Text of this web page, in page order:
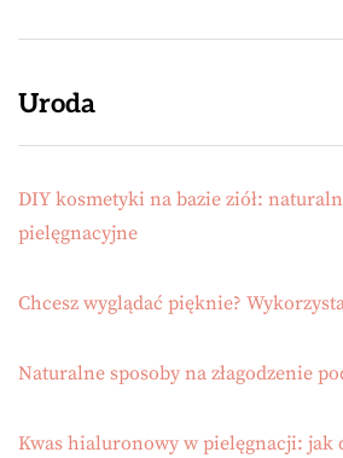
Uroda
DIY kosmetyki na bazie ziół:
pielęgnacyjne
Chcesz wyglądać pięknie?
Naturalne sposoby na złagodzenie
Kwas hialuronowy w pielęgnacji: jak